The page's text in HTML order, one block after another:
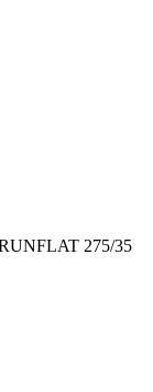
275/35